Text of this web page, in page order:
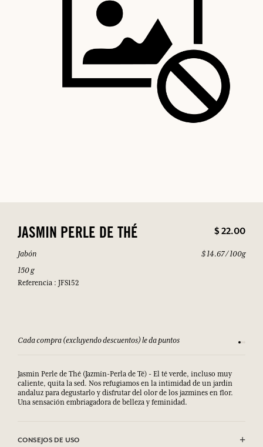
JASMIN PERLE DE THÉ $ 22.00
Jabón
150 g
Referencia : JFS152
$ 14.67 / 100g
Cada compra (excluyendo descuentos) le da puntos
Jasmin Perle de Thé (Jazmín-Perla de Té) - El té verde, incluso muy
caliente, quita la sed. Nos refugiamos en la intimidad de un jardín
andaluz para degustarlo y disfrutar del olor de los jazmines en flor.
Una sensación embriagadora de belleza y feminidad.
CONSEJOS DE USO